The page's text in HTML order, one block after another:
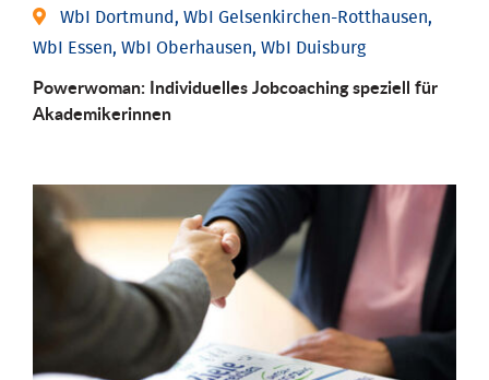
WbI Dortmund, WbI Gelsenkirchen-Rotthausen,
WbI Essen, WbI Oberhausen, WbI Duisburg
Powerwoman: Individu­elles Job­coaching speziell für
Aka­demiker­innen